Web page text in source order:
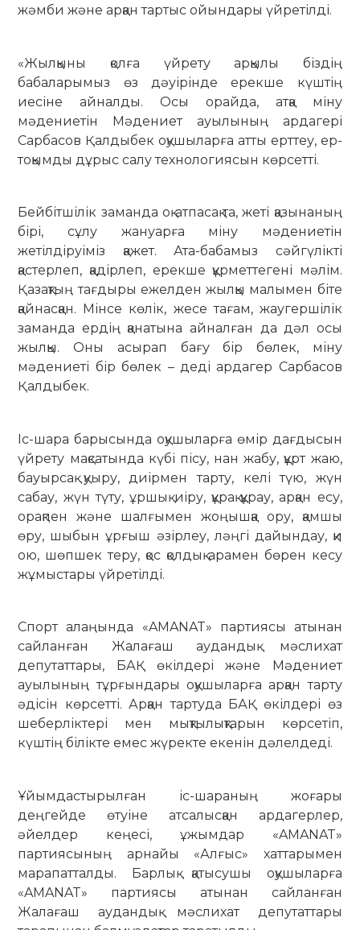
жәмби және арқан тартыс ойындары үйретілді.
«Жылқыны қолға үйрету арқылы біздің
бабаларымыз өз дәуірінде ерекше күштің
иесіне айналды. Осы орайда, атқа міну
мәдениетін Мәдениет ауылының ардагері
Сарбасов Қалдыбек оқушыларға атты ерттеу, ер-
тоқымды дұрыс салу технологиясын көрсетті.
Бейбітшілік заманда оқ атпасақ та, жеті қазынаның
бірі, сұлу жануарға міну мәдениетін
жетілдіруіміз қажет. Ата-бабамыз сәйгүлікті
қастерлеп, қадірлеп, ерекше құрметтегені мәлім.
Қазақтың тағдыры ежелден жылқы малымен біте
қайнасқан. Мінсе көлік, жесе тағам, жаугершілік
заманда ердің қанатына айналған да дәл осы
жылқы. Оны асырап бағу бір бөлек, міну
мәдениеті бір бөлек – деді ардагер Сарбасов
Қалдыбек.
Іс-шара барысында оқушыларға өмір дағдысын
үйрету мақсатында күбі пісу, нан жабу, құрт жаю,
бауырсақ қуыру, диірмен тарту, келі түю, жүн
сабау, жүн түту, ұршық иіру, құрақ құрау, арқан есу,
орақпен және шалғымен жоңышқа ору, қамшы
өру, шыбын ұрғыш әзірлеу, ләңгі дайындау, қи
ою, шөпшек теру, қос қолдық арамен бөрен кесу
жұмыстары үйретілді.
Спорт алаңында «AMANAT» партиясы атынан
сайланған Жалағаш аудандық мәслихат
депутаттары, БАҚ өкілдері және Мәдениет
ауылының тұрғындары оқушыларға арқан тарту
әдісін көрсетті. Арқан тартуда БАҚ өкілдері өз
шеберліктері мен мықтылықтарын көрсетіп,
күштің білікте емес жүректе екенін дәлелдеді.
Ұйымдастырылған іс-шараның жоғары
деңгейде өтуіне атсалысқан ардагерлер,
әйелдер кеңесі, ұжымдар «AMANAT»
партиясының арнайы «Алғыс» хаттарымен
марапатталды. Барлық қатысушы оқушыларға
«AMANAT» партиясы атынан сайланған
Жалағаш аудандық мәслихат депутаттары